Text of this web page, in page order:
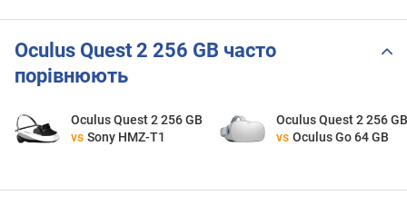
Oculus Quest 2 256 GB часто
порівнюють
Oculus Quest 2 256 GB
vs Sony HMZ-T1
Oculus Quest 2 256 GB
vs Oculus Go 64 GB